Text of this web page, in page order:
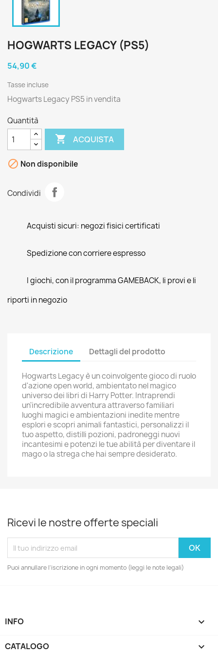
HOGWARTS LEGACY (PS5)
54,90 €
Tasse incluse
Hogwarts Legacy PS5 in vendita
Quantità
 ACQUISTA
 Non disponibile
Condividi
Acquisti sicuri: negozi fisici certificati
Spedizione con corriere espresso
I giochi, con il programma GAMEBACK, li provi e li
riporti in negozio
Descrizione Dettagli del prodotto
Hogwarts Legacy è un coinvolgente gioco di ruolo
d'azione open world, ambientato nel magico
universo dei libri di Harry Potter. Intraprendi
un'incredibile avventura attraverso familiari
luoghi magici e ambientazioni inedite mentre
esplori e scopri animali fantastici, personalizzi il
tuo aspetto, distilli pozioni, padroneggi nuovi
incantesimi e potenzi le tue abilità per diventare il
mago o la strega che hai sempre desiderato.
Ricevi le nostre offerte speciali
Puoi annullare l'iscrizione in ogni momento (leggi le note legali)
INFO 
CATALOGO 